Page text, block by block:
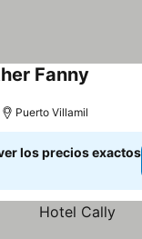
Fanny
Puerto Villamil
los precios exactos